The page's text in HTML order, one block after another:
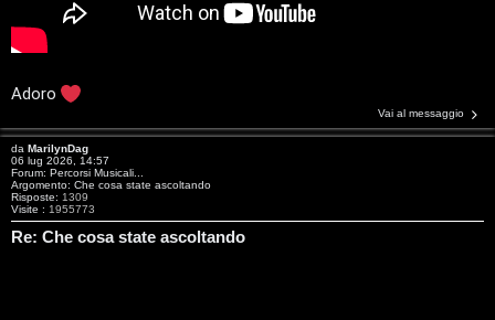
A
r
g
o
m
e
Adoro
Vai al messaggio
da MarilynDag
06 lug 2026, 14:57
Forum: Percorsi Musicali...
Argomento: Che cosa state ascoltando
Risposte: 1309
Visite : 1955773
Re: Che cosa state ascoltando
T
o
p
i
c
A
t